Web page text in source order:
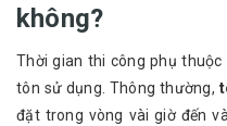
không?
Thời gian thi công phụ
tôn sử dụng. Thông thường,
đặt trong vòng vài giờ đến